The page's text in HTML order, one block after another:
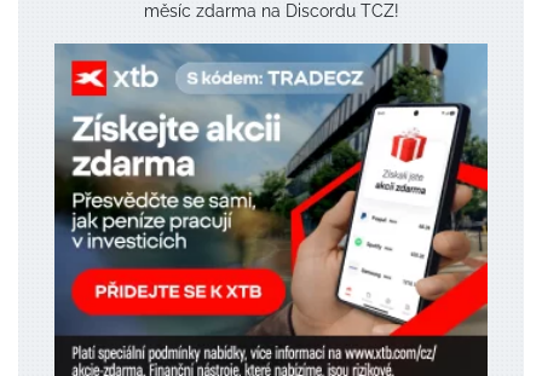
měsíc zdarma na Discordu TCZ!